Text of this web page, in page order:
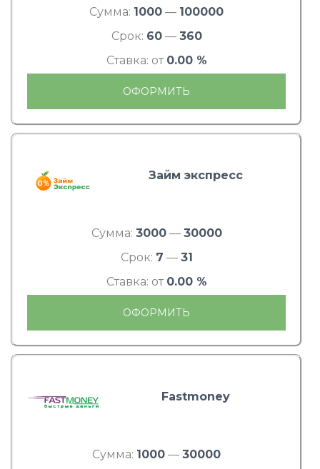
Сумма: 1000 — 100000
Срок: 60— 360
Ставка: от 0.00 %
ОФОРМИТЬ
Займ экспресс
Сумма: 3000— 30000
Срок: 7 — 31
Ставка: от 0.00 %
ОФОРМИТЬ
Fastmoney
Сумма: 1000 — 30000